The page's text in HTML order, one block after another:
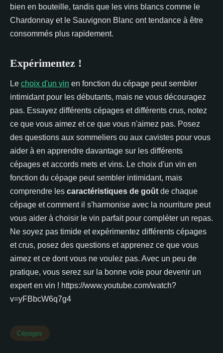
bien en bouteille, tandis que les vins blancs comme le
Chardonnay et le Sauvignon Blanc ont tendance à être
consommés plus rapidement.
Expérimentez !
Le choix d'un vin en fonction du cépage peut sembler
intimidant pour les débutants, mais ne vous découragez
pas. Essayez différents cépages et différents crus, notez
ce que vous aimez et ce que vous n'aimez pas. Posez
des questions aux sommeliers ou aux cavistes pour vous
aider à en apprendre davantage sur les différents
cépages et accords mets et vins. Le choix d'un vin en
fonction du cépage peut sembler intimidant, mais
comprendre les caractéristiques de goût de chaque
cépage et comment il s'harmonise avec la nourriture peut
vous aider à choisir le vin parfait pour compléter un repas.
Ne soyez pas timide et expérimentez différents cépages
et crus, posez des questions et apprenez ce que vous
aimez et ce dont vous ne voulez pas. Avec un peu de
pratique, vous serez sur la bonne voie pour devenir un
expert en vin ! https://www.youtube.com/watch?
v=yFBbcW6q7g4
Cépages